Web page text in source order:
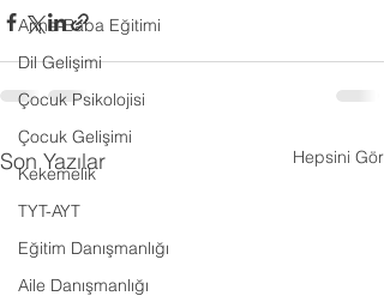
Anne-Baba Eğitimi
Dil Gelişimi
Çocuk Psikolojisi
Çocuk Gelişimi
Kekemelik
TYT-AYT
Eğitim Danışmanlığı
Aile Danışmanlığı
Son Yazılar Hepsini Gör